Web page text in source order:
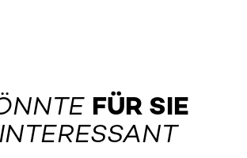
FÜR SIE